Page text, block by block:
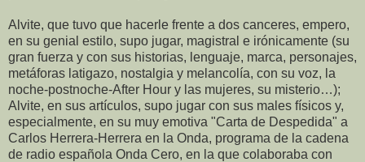
Alvite, que tuvo que hacerle frente a dos canceres, empero,
en su genial estilo, supo jugar, magistral e irónicamente (su
gran fuerza y con sus historias, lenguaje, marca, personajes,
metáforas latigazo, nostalgia y melancolía, con su voz, la
noche-postnoche-After Hour y las mujeres, su misterio…);
Alvite, en sus artículos, supo jugar con sus males físicos y,
especialmente, en su muy emotiva "Carta de Despedida" a
Carlos Herrera-Herrera en la Onda, programa de la cadena
de radio española Onda Cero, en la que colaboraba con